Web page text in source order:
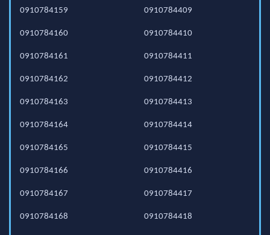
0910784159
0910784160
0910784161
0910784162
0910784163
0910784164
0910784165
0910784166
0910784167
0910784168
0910784409
0910784410
0910784411
0910784412
0910784413
0910784414
0910784415
0910784416
0910784417
0910784418